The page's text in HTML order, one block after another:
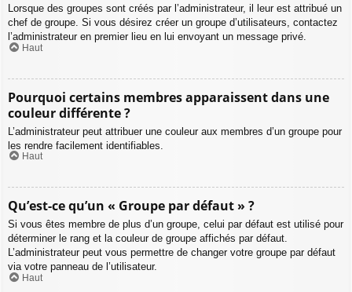
Lorsque des groupes sont créés par l’administrateur, il leur est attribué un
chef de groupe. Si vous désirez créer un groupe d’utilisateurs, contactez
l’administrateur en premier lieu en lui envoyant un message privé.
Haut
Pourquoi certains membres apparaissent dans une
couleur différente ?
L’administrateur peut attribuer une couleur aux membres d’un groupe pour
les rendre facilement identifiables.
Haut
Qu’est-ce qu’un « Groupe par défaut » ?
Si vous êtes membre de plus d’un groupe, celui par défaut est utilisé pour
déterminer le rang et la couleur de groupe affichés par défaut.
L’administrateur peut vous permettre de changer votre groupe par défaut
via votre panneau de l’utilisateur.
Haut